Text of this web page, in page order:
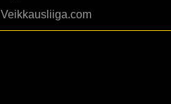
Veikkausliiga.com